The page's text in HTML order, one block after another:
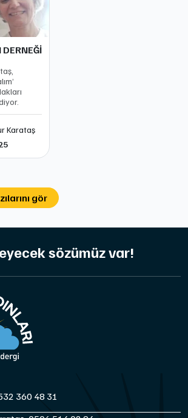
Karataş
gör
sözümüz var!
360 48 31